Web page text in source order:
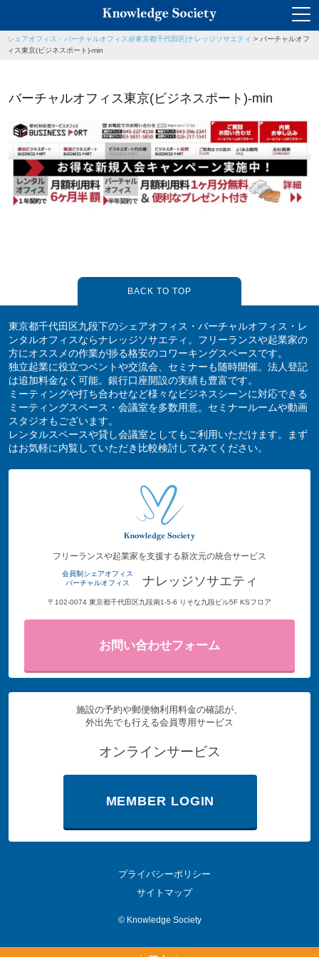
シェアオフィス・バーチャルオフィス@東京都千代田区|ナレッジソサエティ > バーチャルオフ
ィス東京(ビジネスポート)-min
バーチャルオフィス東京(ビジネスポート)-min
BACK TO TOP
東京都千代田区九段下のシェアオフィス・バーチャルオフィス・レ
ンタルオフィスならナレッジソサエティ。フリーランスや起業家の
方にオススメの作業が捗る格安のコワーキングスペースです。
独立起業に役立つベントや交流会、セミナーも随時開催。法人登記
は追加料金なく可能。銀行口座開設の実績も豊富です。
ミーティングや打ち合わせなど様々なビジネスシーンに対応できる
ミーティングスペース・会議室を多数用意。セミナールームや動画
スタジオもございます。
レンタルスペースや貸し会議室としてもご利用いただけます。まず
はお気軽に内覧していただき比較検討してみてください。
フリーランスや起業家を支援する新次元の統合サービス
会員制シェアオフィス
バーチャルオフィス
ナレッジソサエティ
〒102-0074 東京都千代田区九段南1-5-6 りそな九段ビル5F KSフロア
お問い合わせフォーム
施設の予約や郵便物利用料金の確認が、
外出先でも行える会員専用サービス
オンラインサービス
MEMBER LOGIN
プライバシーポリシー
サイトマップ
© Knowledge Society